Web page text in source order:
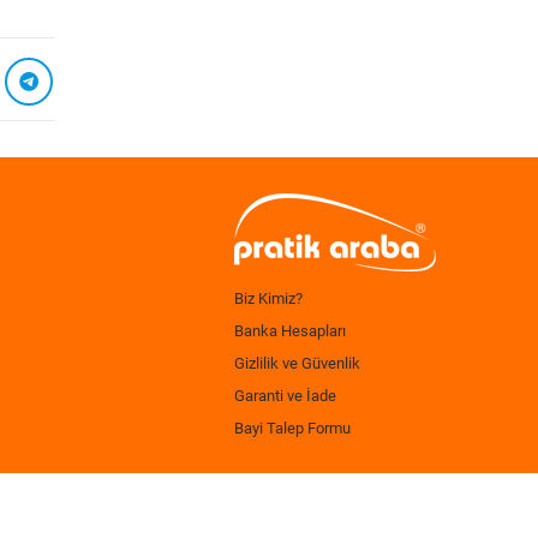
Biz Kimiz?
Banka Hesapları
Gizlilik ve Güvenlik
Garanti ve İade
Bayi Talep Formu